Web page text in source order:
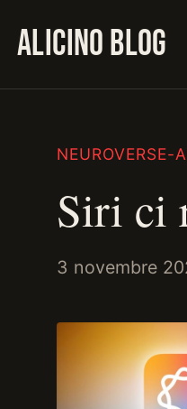
ALICINO BLOG
NEUROVERSE-
Siri ci
3 novembre